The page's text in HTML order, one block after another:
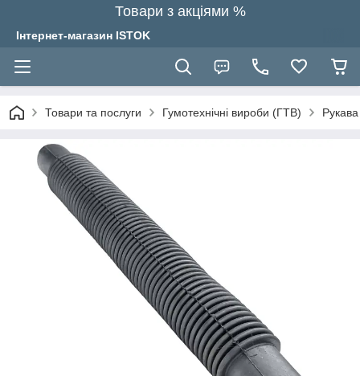
Товари з акціями %
Інтернет-магазин ISTOK
Товари та послуги Гумотехнічні вироби (ГТВ) Рукава